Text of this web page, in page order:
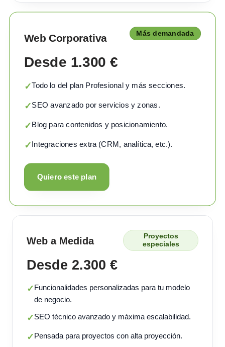
Web Corporativa Más demandada
Desde 1.300 €
✓Todo lo del plan Profesional y más secciones.
✓SEO avanzado por servicios y zonas.
✓Blog para contenidos y posicionamiento.
✓Integraciones extra (CRM, analítica, etc.).
Quiero este plan
Web a Medida
Proyectos
especiales
Desde 2.300 €
✓Funcionalidades personalizadas para tu modelo
de negocio.
✓SEO técnico avanzado y máxima escalabilidad.
✓Pensada para proyectos con alta proyección.